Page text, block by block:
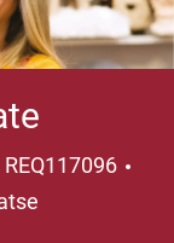
REQ117096